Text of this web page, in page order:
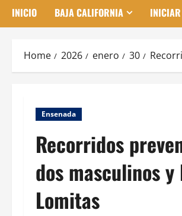
INICIO BAJA CALIFORNIA INICIAR
Home 2026 enero 30
Ensenada
Recorridos
dos masculinos
Lomitas